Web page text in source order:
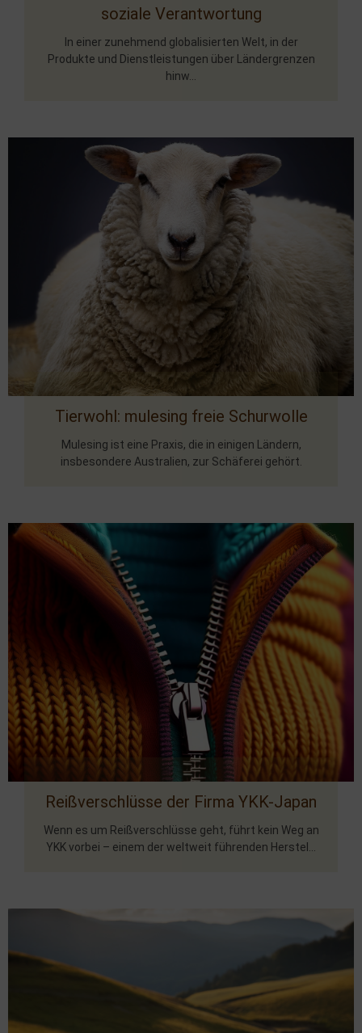
soziale Verantwortung
In einer zunehmend globalisierten Welt, in der
Produkte und Dienstleistungen über Ländergrenzen
hinw...
Tierwohl: mulesing freie Schurwolle
Mulesing ist eine Praxis, die in einigen Ländern,
insbesondere Australien, zur Schäferei gehört.
Reißverschlüsse der Firma YKK-Japan
Wenn es um Reißverschlüsse geht, führt kein Weg an
YKK vorbei – einem der weltweit führenden Herstel...